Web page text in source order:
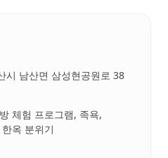
시 남산면 삼성현공원로 38
체험 프로그램, 족욕,
옥 분위기